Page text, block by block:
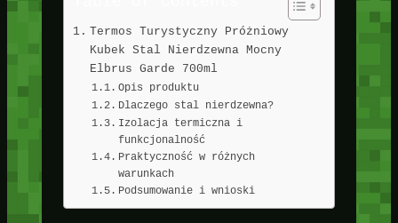
Termos Turystyczny Próżniowy
Kubek Stal Nierdzewna Mocny
Elbrus Garde 700ml
Opis produktu
Dlaczego stal nierdzewna?
Izolacja termiczna i
funkcjonalność
Praktyczność w różnych
warunkach
Podsumowanie i wnioski